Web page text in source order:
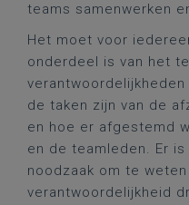
teams samenwerken
Het moet voor
onderdeel is van het
de taken zijn van de
en hoe er afgestemd
en de teamleden. Er
noodzaak om te
verantwoordelijkheid